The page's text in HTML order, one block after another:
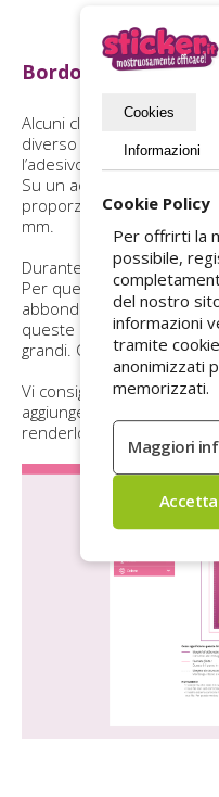
Bordo intorno al
Alcuni clienti forniscono
diverso dallo sfondo,
l’adesivo è piccolo, più
Su un adesivo da 100
proporzionalmente più
mm.
Durante il taglio può
Per questo è necessario
abbondanza di 6 mm
queste differenze sono
grandi. Questo non può
Vi consigliamo quindi di
aggiungere un bordo. Se
renderlo leggermente più
Cookies
Informazioni
Cookie Policy
Per offrirti la
possibile,
del nostro
informazioni
tramite
anonimizzati
memorizzati.